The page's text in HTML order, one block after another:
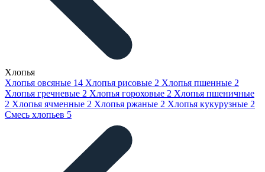
Хлопья
Хлопья овсяные 14 Хлопья рисовые 2 Хлопья пшенные 2
Хлопья гречневые 2 Хлопья гороховые 2 Хлопья пшеничные
2 Хлопья ячменные 2 Хлопья ржаные 2 Хлопья кукурузные 2
Смесь хлопьев 5